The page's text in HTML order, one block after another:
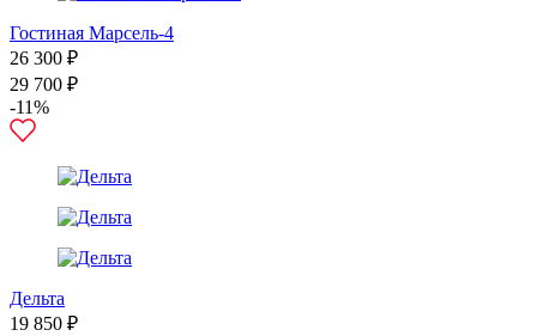
Гостиная Марсель-4
26 300 ₽
29 700 ₽
-11%
Дельта
19 850 ₽